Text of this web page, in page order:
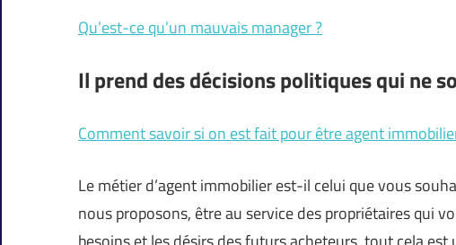
Qu’est-ce qu’un mauvais manager ?
Il prend des décisions politiques qui ne
Comment savoir si on est fait pour être agent
Le métier d’agent immobilier est-il celui que vous
nous proposons, être au service des propriétaires qui